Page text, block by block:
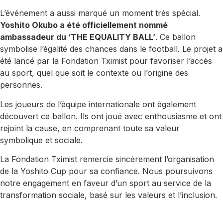
L’événement a aussi marqué un moment très spécial.
Yoshito Okubo a été officiellement nommé
ambassadeur du ‘THE EQUALITY BALL’. Ce ballon
symbolise l’égalité des chances dans le football. Le projet a
été lancé par la Fondation Tximist pour favoriser l’accès
au sport, quel que soit le contexte ou l’origine des
personnes.
Les joueurs de l’équipe internationale ont également
découvert ce ballon. Ils ont joué avec enthousiasme et ont
rejoint la cause, en comprenant toute sa valeur
symbolique et sociale.
La Fondation Tximist remercie sincèrement l’organisation
de la Yoshito Cup pour sa confiance. Nous poursuivons
notre engagement en faveur d’un sport au service de la
transformation sociale, basé sur les valeurs et l’inclusion.